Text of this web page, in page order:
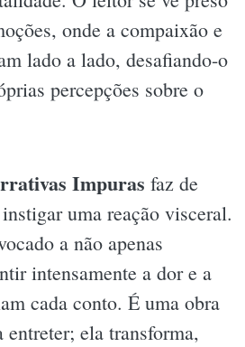
onde a compaixão e
lado a lado, desafiando-o
percepções sobre o
Impuras faz de
uma reação visceral.
a não apenas
intensamente a dor e a
cada conto. É uma obra
ela transforma,